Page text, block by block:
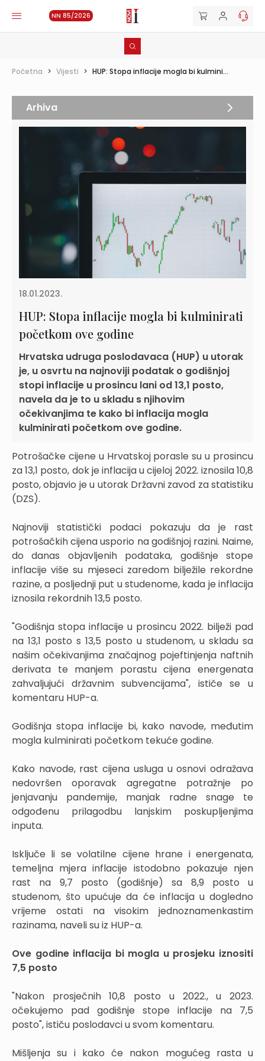
NN 85/2026
Početna > Vijesti > HUP: Stopa inflacije mogla bi kulmini...
18.01.2023.
HUP: Stopa inflacije mogla bi kulminirati
početkom ove godine
Hrvatska udruga poslodavaca (HUP) u utorak
je, u osvrtu na najnoviji podatak o godišnjoj
stopi inflacije u prosincu lani od 13,1 posto,
navela da je to u skladu s njihovim
očekivanjima te kako bi inflacija mogla
kulminirati početkom ove godine.
Potrošačke cijene u Hrvatskoj porasle su u prosincu
za 13,1 posto, dok je inflacija u cijeloj 2022. iznosila 10,8
posto, objavio je u utorak Državni zavod za statistiku
(DZS).
Najnoviji statistički podaci pokazuju da je rast
potrošačkih cijena usporio na godišnjoj razini. Naime,
do danas objavljenih podataka, godišnje stope
inflacije više su mjeseci zaredom bilježile rekordne
razine, a posljednji put u studenome, kada je inflacija
iznosila rekordnih 13,5 posto.
"Godišnja stopa inflacije u prosincu 2022. bilježi pad
na 13,1 posto s 13,5 posto u studenom, u skladu sa
našim očekivanjima značajnog pojeftinjenja naftnih
derivata te manjem porastu cijena energenata
zahvaljujući državnim subvencijama", ističe se u
komentaru HUP-a.
Godišnja stopa inflacije bi, kako navode, međutim
mogla kulminirati početkom tekuće godine.
Kako navode, rast cijena usluga u osnovi odražava
nedovršen oporavak agregatne potražnje po
jenjavanju pandemije, manjak radne snage te
odgođenu prilagodbu lanjskim poskupljenjima
inputa.
Isključe li se volatilne cijene hrane i energenata,
temeljna mjera inflacije istodobno pokazuje njen
rast na 9,7 posto (godišnje) sa 8,9 posto u
studenom, što upućuje da će inflacija u dogledno
vrijeme ostati na visokim jednoznamenkastim
razinama, naveli su iz HUP-a.
Ove godine inflacija bi mogla u prosjeku iznositi
7,5 posto
"Nakon prosječnih 10,8 posto u 2022., u 2023.
očekujemo pad godišnje stope inflacije na 7,5
posto", ističu poslodavci u svom komentaru.
Mišljenja su i kako će nakon mogućeg rasta u
Arhiva